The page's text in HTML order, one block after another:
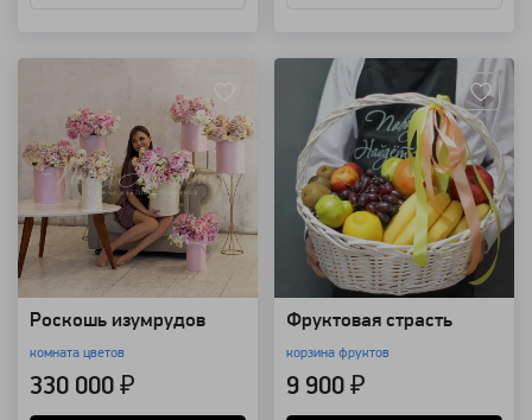
Роскошь изумрудов
комната цветов
330 000 ₽
Фруктовая страсть
корзина фруктов
9 900 ₽